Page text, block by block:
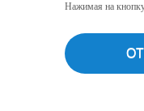
Нажимая на